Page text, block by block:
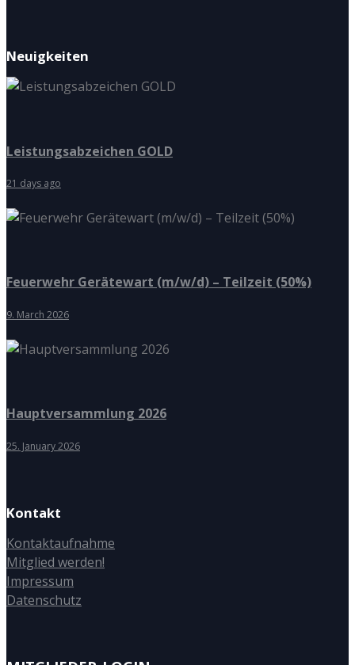
Neuigkeiten
Leistungsabzeichen GOLD
21 days ago
Feuerwehr Gerätewart (m/w/d) – Teilzeit (50%)
9. March 2026
Hauptversammlung 2026
25. January 2026
Kontakt
Kontaktaufnahme
Mitglied werden!
Impressum
Datenschutz